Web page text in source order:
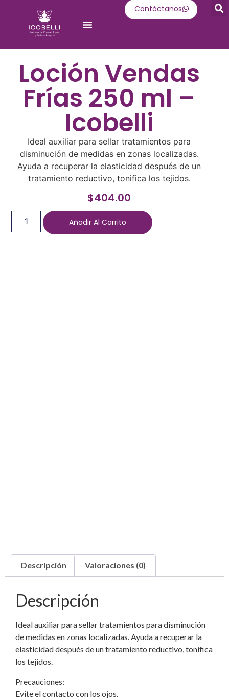
Contáctanos
Loción Vendas
Frías 250 ml –
Icobelli
Ideal auxiliar para sellar tratamientos para
disminución de medidas en zonas localizadas.
Ayuda a recuperar la elasticidad después de un
tratamiento reductivo, tonifica los tejidos.
$404.00
Añadir Al Carrito
Descripción Valoraciones (0)
Descripción
Ideal auxiliar para sellar tratamientos para disminución
de medidas en zonas localizadas. Ayuda a recuperar la
elasticidad después de un tratamiento reductivo, tonifica
los tejidos.
Precauciones:
Evite el contacto con los ojos.